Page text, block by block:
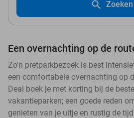
Zoeken
Een overnachting op de
Zo’n pretparkbezoek is best
een comfortabele overnachting op
Deal boek je met korting bij de
vakantieparken; een goede reden
genieten van je uitje en rustig de